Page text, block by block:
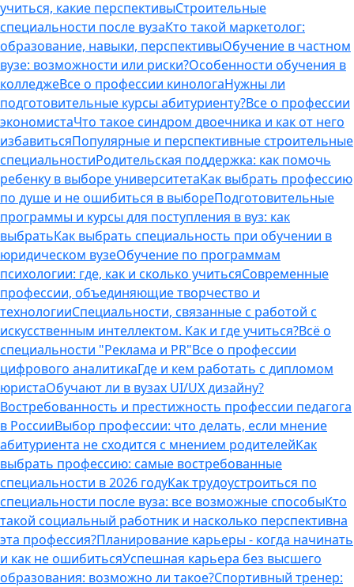
учиться, какие перспективыСтроительные
специальности после вузаКто такой маркетолог:
образование, навыки, перспективыОбучение в частном
вузе: возможности или риски?Особенности обучения в
колледжеВсе о профессии кинологаНужны ли
подготовительные курсы абитуриенту?Все о профессии
экономистаЧто такое синдром двоечника и как от него
избавитьсяПопулярные и перспективные строительные
специальностиРодительская поддержка: как помочь
ребенку в выборе университетаКак выбрать профессию
по душе и не ошибиться в выбореПодготовительные
программы и курсы для поступления в вуз: как
выбратьКак выбрать специальность при обучении в
юридическом вузеОбучение по программам
психологии: где, как и сколько учитьсяСовременные
профессии, объединяющие творчество и
технологииСпециальности, связанные с работой с
искусственным интеллектом. Как и где учиться?Всё о
специальности "Реклама и PR"Все о профессии
цифрового аналитикаГде и кем работать с дипломом
юристаОбучают ли в вузах UI/UX дизайну?
Востребованность и престижность профессии педагога
в РоссииВыбор профессии: что делать, если мнение
абитуриента не сходится с мнением родителейКак
выбрать профессию: самые востребованные
специальности в 2026 годуКак трудоустроиться по
специальности после вуза: все возможные способыКто
такой социальный работник и насколько перспективна
эта профессия?Планирование карьеры - когда начинать
и как не ошибитьсяУспешная карьера без высшего
образования: возможно ли такое?Спортивный тренер: